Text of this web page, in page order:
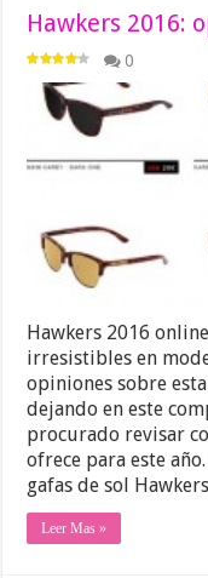
Hawkers 2016:
0
Hawkers 2016
irresistibles en
opiniones sobre
dejando en este
procurado revisar
ofrece para este
gafas de sol
Leer Mas »